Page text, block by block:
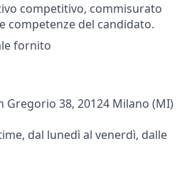
competitivo, commisurato
competenze del candidato.
fornito
Gregorio 38, 20124 Milano (MI)
dal lunedì al venerdì, dalle